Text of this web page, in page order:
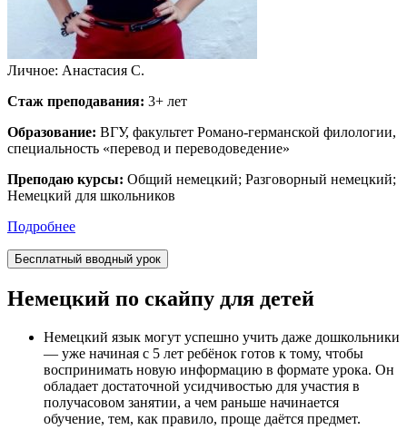
Личное: Анастасия С.
Стаж преподавания: 3+ лет
Образование: ВГУ, факультет Романо-германской филологии,
специальность «перевод и переводоведение»
Преподаю курсы: Общий немецкий; Разговорный немецкий;
Немецкий для школьников
Подробнее
Бесплатный вводный урок
Немецкий по скайпу для детей
Немецкий язык могут успешно учить даже дошкольники
— уже начиная с 5 лет ребёнок готов к тому, чтобы
воспринимать новую информацию в формате урока. Он
обладает достаточной усидчивостью для участия в
получасовом занятии, а чем раньше начинается
обучение, тем, как правило, проще даётся предмет.